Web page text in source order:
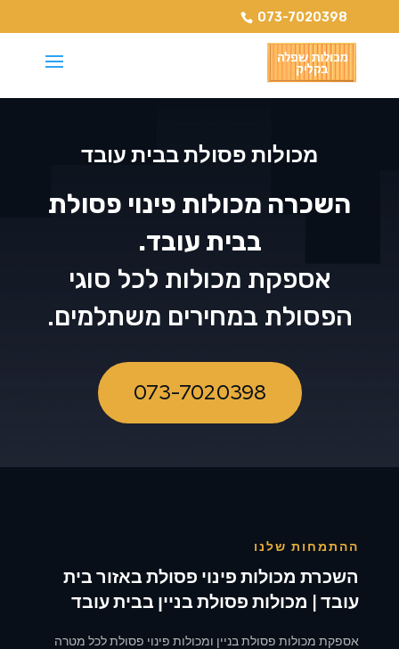
073-7020398
מכולות פסולת בבית עובד
השכרה מכולות פינוי פסולת
בבית עובד.
אספקת מכולות לכל סוגי
הפסולת במחירים משתלמים.
073-7020398
ההתמחות שלנו
השכרת מכולות פינוי פסולת באזור בית
עובד | מכולות פסולת בניין בבית עובד
אספקת מכולות פסולת בניין ומכולות פינוי פסולת לכל מטרה